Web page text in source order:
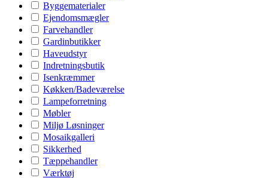
Byggematerialer
Ejendomsmægler
Farvehandler
Gardinbutikker
Haveudstyr
Indretningsbutik
Isenkræmmer
Køkken/Badeværelse
Lampeforretning
Møbler
Miljø Løsninger
Mosaikgalleri
Sikkerhed
Tæppehandler
Værktøj